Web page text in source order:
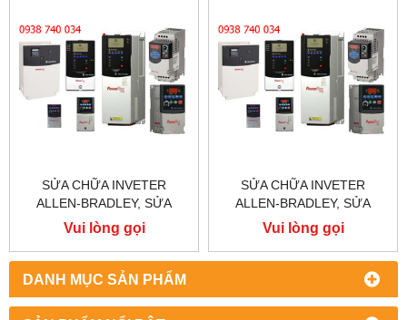
DANH MỤC SẢN PHẨM
SỬA CHỮA INVETER
ALLEN-BRADLEY, SỬA
CHỮA ALLEN-BRADLEY
POWER FLEX 755
Vui lòng gọi
SỬA CHỮA INVETER
ALLEN-BRADLEY, SỬA
CHỮA ALLEN-BRADLEY
POWER FLEX 753
Vui lòng gọi